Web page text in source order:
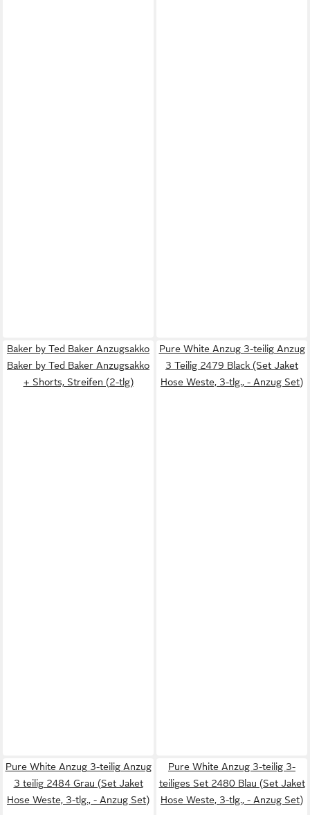
Baker by Ted Baker Anzugsakko
Baker by Ted Baker Anzugsakko
+ Shorts, Streifen (2-tlg)
Pure White Anzug 3-teilig Anzug
3 Teilig 2479 Black (Set Jaket
Hose Weste, 3-tlg., - Anzug Set)
Pure White Anzug 3-teilig Anzug
3 teilig 2484 Grau (Set Jaket
Hose Weste, 3-tlg., - Anzug Set)
Pure White Anzug 3-teilig 3-
teiliges Set 2480 Blau (Set Jaket
Hose Weste, 3-tlg., - Anzug Set)